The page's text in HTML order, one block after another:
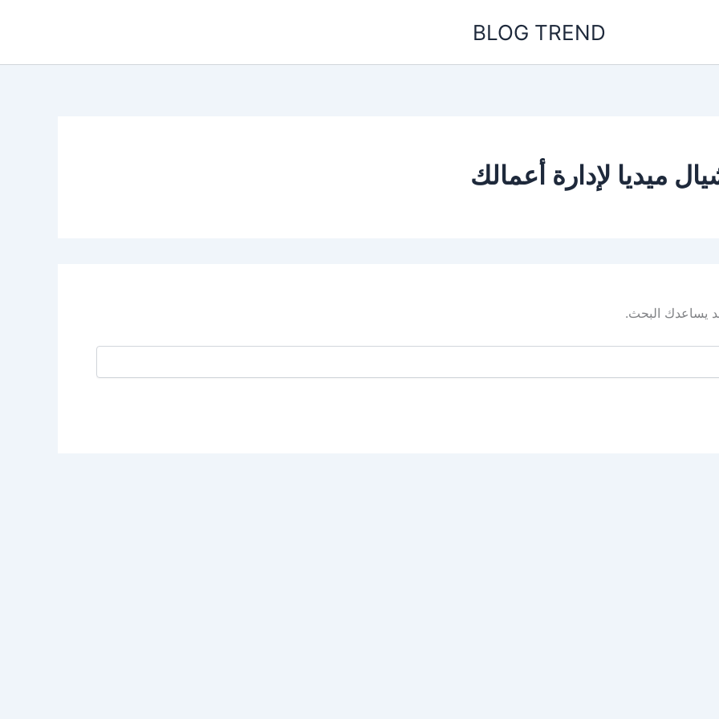
BLOG TREND
ميديا لإدارة أعمالك
يساعدك البحث.